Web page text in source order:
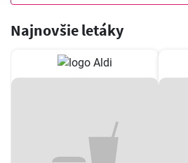
Najnovšie letáky